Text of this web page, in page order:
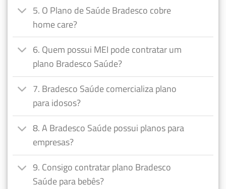
5. O Plano de Saúde Bradesco cobre
home care?
6. Quem possui MEI pode contratar um
plano Bradesco Saúde?
7. Bradesco Saúde comercializa plano
para idosos?
8. A Bradesco Saúde possui planos para
empresas?
9. Consigo contratar plano Bradesco
Saúde para bebês?